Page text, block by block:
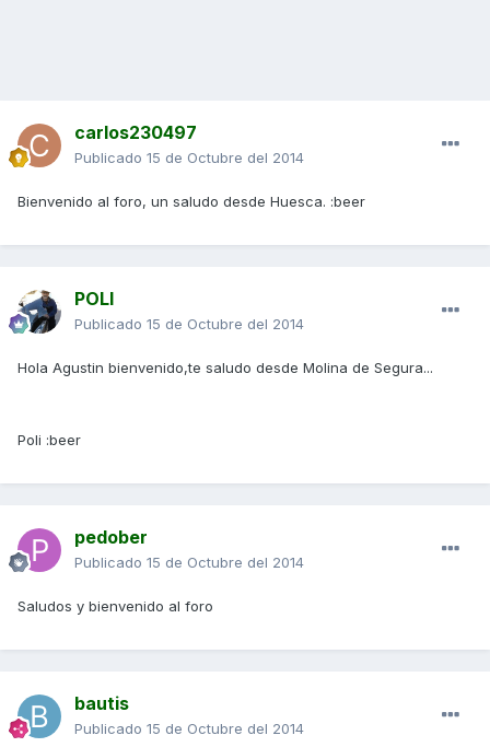
carlos230497
Publicado 15 de Octubre del 2014
Bienvenido al foro, un saludo desde Huesca. :beer
POLI
Publicado 15 de Octubre del 2014
Hola Agustin bienvenido,te saludo desde Molina de Segura...
Poli :beer
pedober
Publicado 15 de Octubre del 2014
Saludos y bienvenido al foro
bautis
Publicado 15 de Octubre del 2014